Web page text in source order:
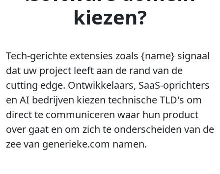
kiezen?
Tech-gerichte extensies zoals {name} signaal
dat uw project leeft aan de rand van de
cutting edge. Ontwikkelaars, SaaS-oprichters
en AI bedrijven kiezen technische TLD's om
direct te communiceren waar hun product
over gaat en om zich te onderscheiden van de
zee van generieke.com namen.